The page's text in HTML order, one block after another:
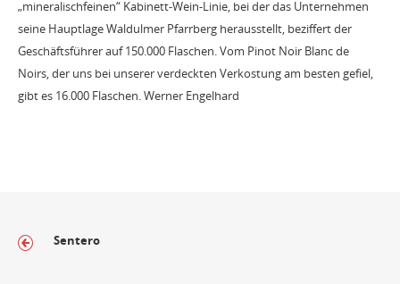
„mineralischfeinen“ Kabinett-Wein-Linie, bei der das Unternehmen
seine Hauptlage Waldulmer Pfarrberg herausstellt, beziffert der
Geschäftsführer auf 150.000 Flaschen. Vom Pinot Noir Blanc de
Noirs, der uns bei unserer verdeckten Verkostung am besten gefiel,
gibt es 16.000 Flaschen. Werner Engelhard
Sentero